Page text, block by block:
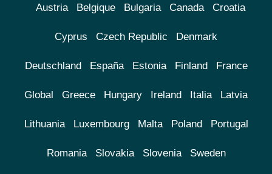
Austria Belgique Bulgaria Canada Croatia
Cyprus Czech Republic Denmark
Deutschland España Estonia Finland France
Global Greece Hungary Ireland Italia Latvia
Lithuania Luxembourg Malta Poland Portugal
Romania Slovakia Slovenia Sweden